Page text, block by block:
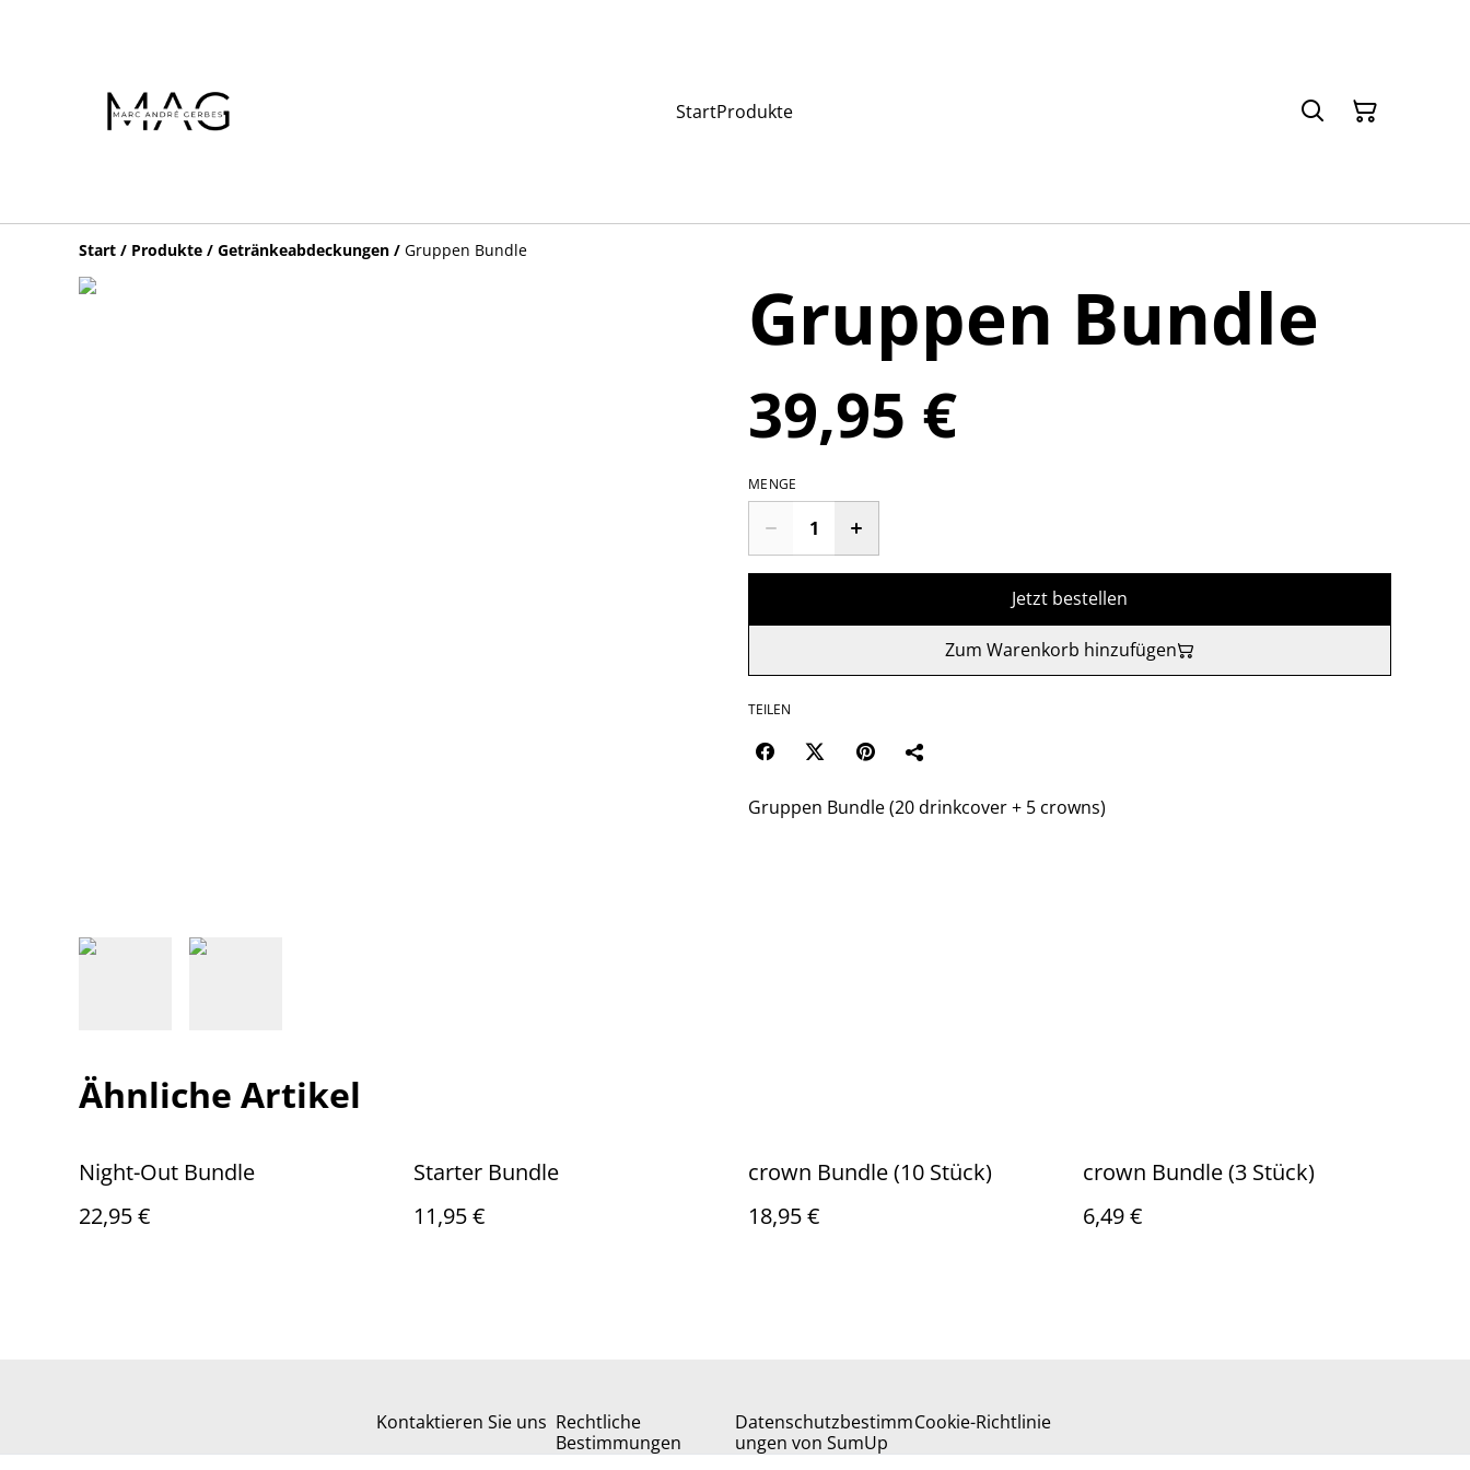
StartProdukte
Start / Produkte / Getränkeabdeckungen / Gruppen Bundle
Gruppen Bundle
39,95 €
MENGE
Jetzt bestellen
Zum Warenkorb hinzufügen
TEILEN
Gruppen Bundle (20 drinkcover + 5 crowns)
Ähnliche Artikel
Night-Out Bundle
22,95 €
Starter Bundle
11,95 €
crown Bundle (10 Stück)
18,95 €
crown Bundle (3 Stück)
6,49 €
Kontaktieren Sie uns Rechtliche
Bestimmungen
Datenschutzbestimm
ungen von SumUp
Cookie-Richtlinie